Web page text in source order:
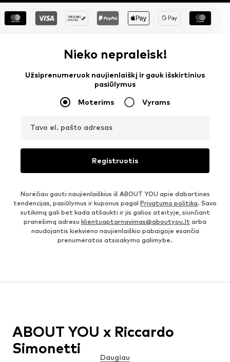
Nieko nepraleisk!
Užsiprenumeruok naujienlaiškį ir gauk išskirtinius
pasiūlymus
Moterims Vyrams
Tavo el. pašto adresas
Registruotis
Norėčiau gauti naujienlaiškius iš ABOUT YOU apie dabartines
tendencijas, pasiūlymus ir kuponus pagal Privatumo politika. Savo
sutikimą gali bet kada atšaukti ir jis galios ateityje, siunčiant
pranešimą adresu klientuaptarnavimas@aboutyou.lt arba
naudojantis kiekvieno naujienlaiškio pabaigoje esančia
prenumeratos atsisakymo galimybe.
ABOUT YOU x Riccardo
Simonetti
Daugiau